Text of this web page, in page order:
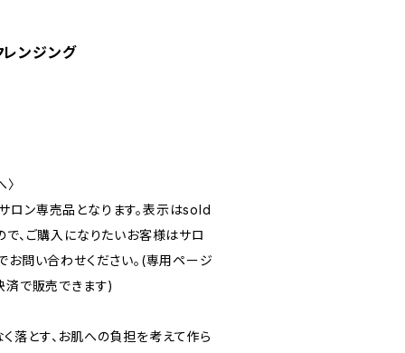
ンジング
ロン専売品となります。表示はsold
、ご購入になりたいお客様はサロ
問い合わせください。(専用ページ
済で販売できます)
落とす、お肌への負担を考えて作ら